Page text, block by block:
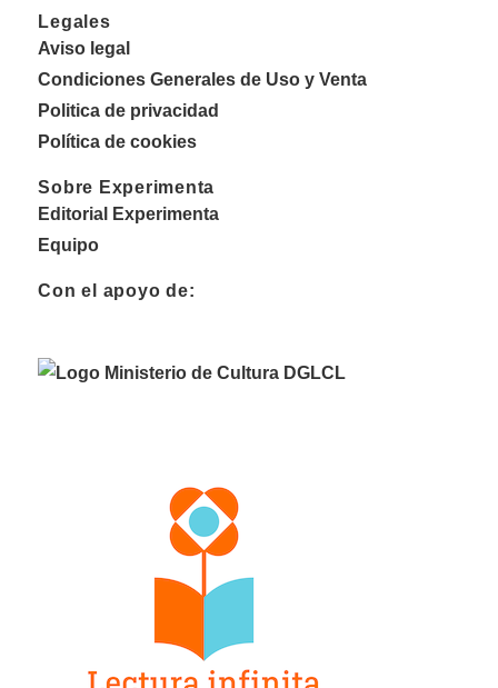
Legales
Aviso legal
Condiciones Generales de Uso y Venta
Politica de privacidad
Política de cookies
Sobre Experimenta
Editorial Experimenta
Equipo
Con el apoyo de: